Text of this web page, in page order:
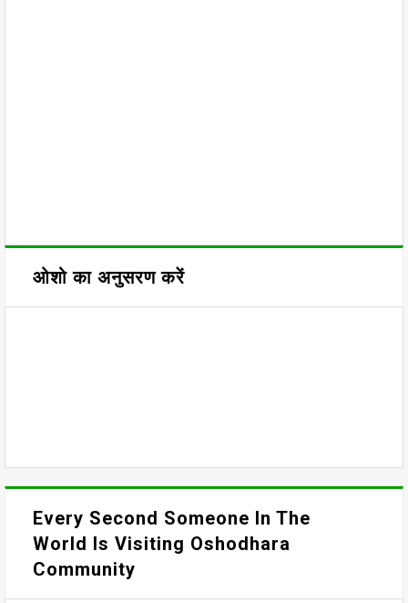
ओशो का अनुसरण करें
Every Second Someone In The
World Is Visiting Oshodhara
Community